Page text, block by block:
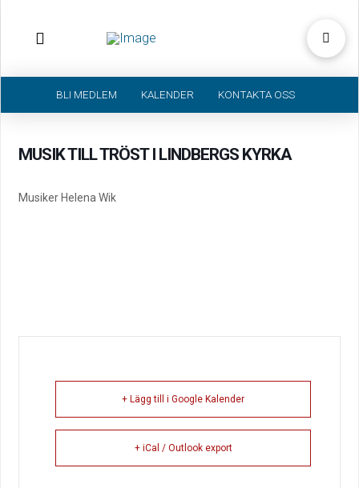
BLI MEDLEM KALENDER KONTAKTA OSS
MUSIK TILL TRÖST I LINDBERGS KYRKA
Musiker Helena Wik
+ Lägg till i Google Kalender
+ iCal / Outlook export